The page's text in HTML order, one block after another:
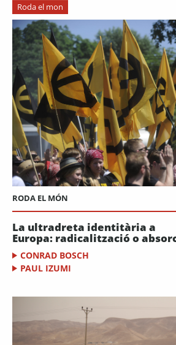
Roda el mon
RODA EL MÓN
La ultradreta identitària a
Europa: radicalització o
CONRAD BOSCH
PAUL IZUMI